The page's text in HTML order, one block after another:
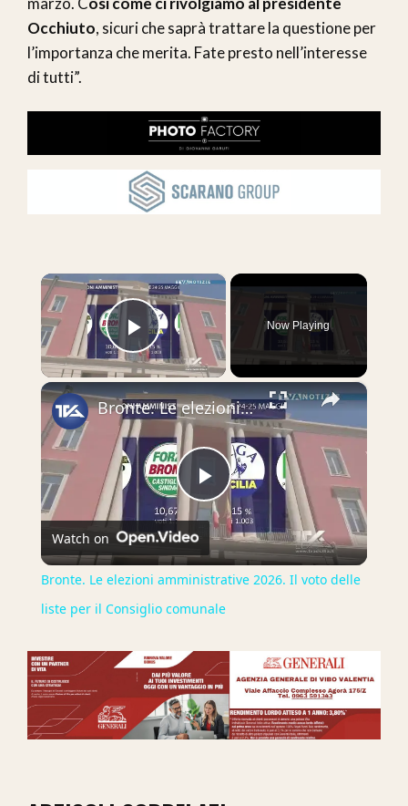
Occhiuto, sicuri che saprà trattare la questione per
l’importanza che merita. Fate presto nell’interesse
di tutti”.
×
Play Video
Now Playing
×
Play
Video
Bronte. Le elezioni amministrative 2026. Il voto delle liste per il Consiglio comunale
Watch on
Bronte. Le elezioni amministrative 2026. Il voto delle
liste per il Consiglio comunale